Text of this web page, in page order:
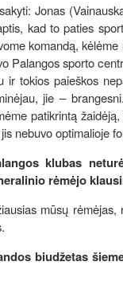
Jonas
kad to paties
komandą,
Palangos sporto
ir tokios paieškos
jie –
patikrintą
nebuvo optimalioje
klubas
rėmėjo
mūsų
biudžetas